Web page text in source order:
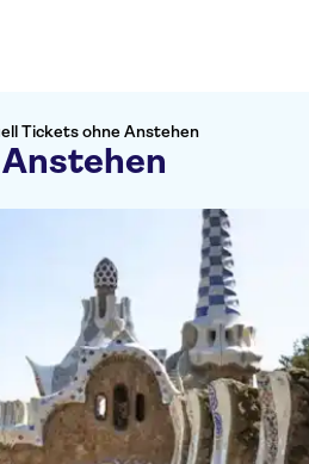
Tickets ohne Anstehen